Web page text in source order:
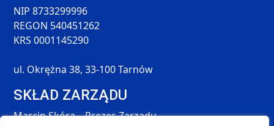
NIP 8733299996
REGON 540451262
KRS 0001145290
ul. Okrężna 38, 33-100 Tarnów
SKŁAD ZARZĄDU
Marcin Skóra – Prezes Zarządu